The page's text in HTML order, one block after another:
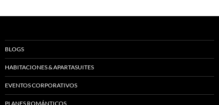
BLOGS
HABITACIONES & APARTASUITES
EVENTOS CORPORATIVOS
PLANES ROMÁNTICOS